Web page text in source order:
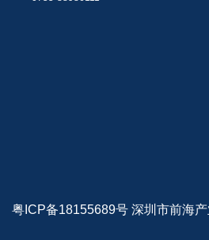
粤ICP备18155689号 深圳市前海